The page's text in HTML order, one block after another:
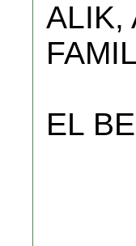
ALIK,
EL